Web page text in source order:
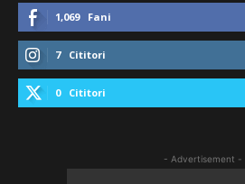
1,069 Fani
7 Cititori
0 Cititori
- Advertisement -